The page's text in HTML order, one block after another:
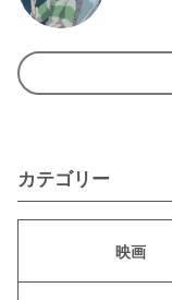
カテゴリー
映画